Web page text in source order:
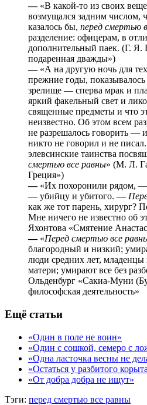
—«В какой-то из своих
возмущался задним числом,
казалось бы, перед смертью
разделение: офицерам, в
дополнительный паек. (Г. Я.
подаренная дважды»)
—«А на другую ночь для
прежние годы,
зрелище — сперва мрак и
яркий факельный свет и
священные предметы и что
неизвестно. Об этом всем
не разрешалось говорить —
никто не говорил и не
элевсинские таинства
смертью все равны» (М. Л.
Греция»)
—«Их похоронили рядом, ―
― убийцу и убитого. ―
как же тот парень, хирург?
Мне ничего не известно об
Яхонтова «Смятение
—«Перед смертью все
благородный и низкий;
люди средних лет,
матери; умирают все без
Ольденбург «Сакиа-Муни
философская деятельность»
Ещё статьи
«Один в поле не воин»
«Один с сошкой, семеро с
«Одна ласточка весны не
«Остаться у разбитого
«От добра добра не ищут»
Тэги: перед смертью все равны